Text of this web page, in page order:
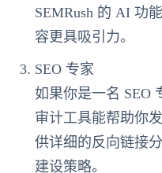
SEMRush 的 AI 功
容更具吸引力。
SEO 专家
如果你是一名 SEO
审计工具能帮助你
供详细的反向链接
建设策略。